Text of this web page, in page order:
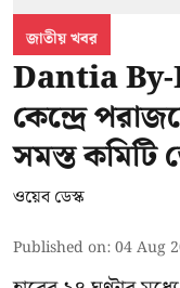
জাতীয় খবর
Dantia By-
কেন্দ্রে
সমস্ত কমিটি
ওয়েব ডেস্ক
Published on:04 Aug